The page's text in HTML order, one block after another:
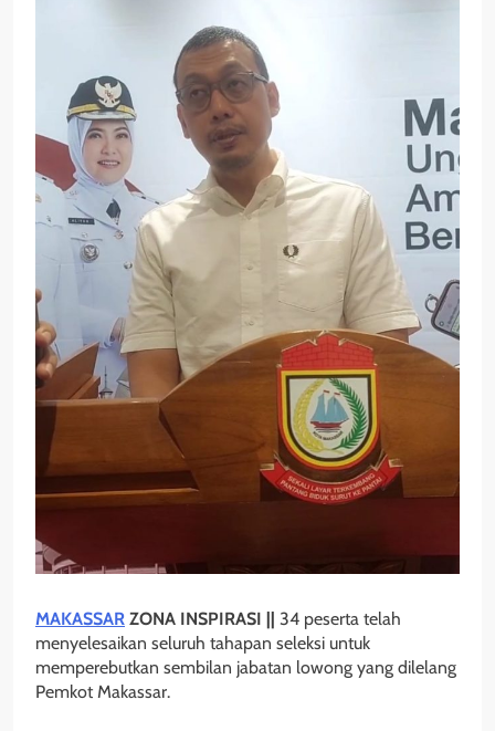
MAKASSAR ZONA INSPIRASI ||
34 peserta telah
menyelesaikan seluruh tahapan seleksi untuk
memperebutkan sembilan jabatan lowong yang dilelang
Pemkot Makassar.